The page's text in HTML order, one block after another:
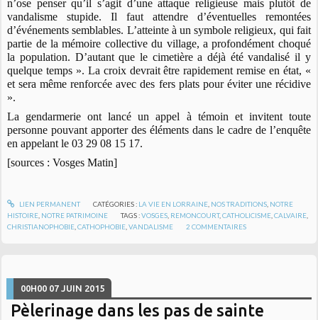
n’ose penser qu’il s’agit d’une attaque religieuse mais plutôt de
vandalisme stupide. Il faut attendre d’éventuelles remontées
d’événements semblables. L’atteinte à un symbole religieux, qui fait
partie de la mémoire collective du village, a profondément choqué
la population. D’autant que le cimetière a déjà été vandalisé il y
quelque temps ». La croix devrait être rapidement remise en état, «
et sera même renforcée avec des fers plats pour éviter une récidive
».
La gendarmerie ont lancé un appel à témoin et invitent toute
personne pouvant apporter des éléments dans le cadre de l’enquête
en appelant le 03 29 08 15 17.
[sources : Vosges Matin]
LIEN PERMANENT CATÉGORIES : LA VIE EN LORRAINE, NOS TRADITIONS, NOTRE
HISTOIRE NOTRE PATRIMOINE TAGS :VOSGES REMONCOURT,CATHOLICISME ,CALVAIRE
CHRISTIANOPHOBIE ,CATHOPHOBIE ,VANDALISME 2 COMMENTAIRES
00H00 07 JUIN 2015
Pèlerinage dans les pas de sainte